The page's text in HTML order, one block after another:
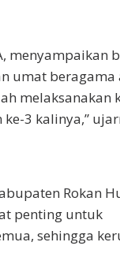
menyampaikan
umat beragama
melaksanakan
3 kalinya,”
Rokan
penting untuk
sehingga